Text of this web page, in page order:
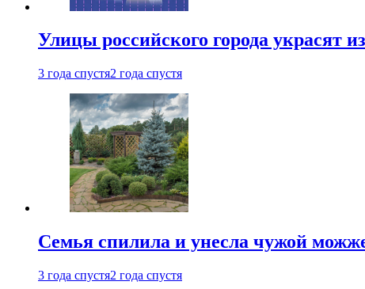
Улицы российского города украсят
3 года спустя2 года спустя
Семья спилила и унесла чужой
3 года спустя2 года спустя